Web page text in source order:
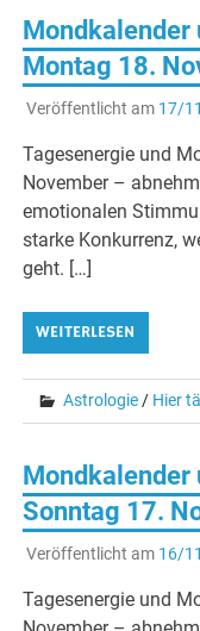
Mondkalender
Montag 18.
Veröffentlicht am 17/
Tagesenergie und
November –
emotionalen
starke Konkurrenz,
geht. […]
WEITERLESEN
Astrologie / Hier
Mondkalender
Sonntag 17.
Veröffentlicht am 16/
Tagesenergie und